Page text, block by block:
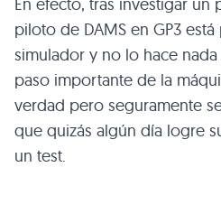
piloto de DAMS en GP3
simulador y no lo hace
paso importante de la
verdad pero seguramente
que quizás algún día logre
un test.